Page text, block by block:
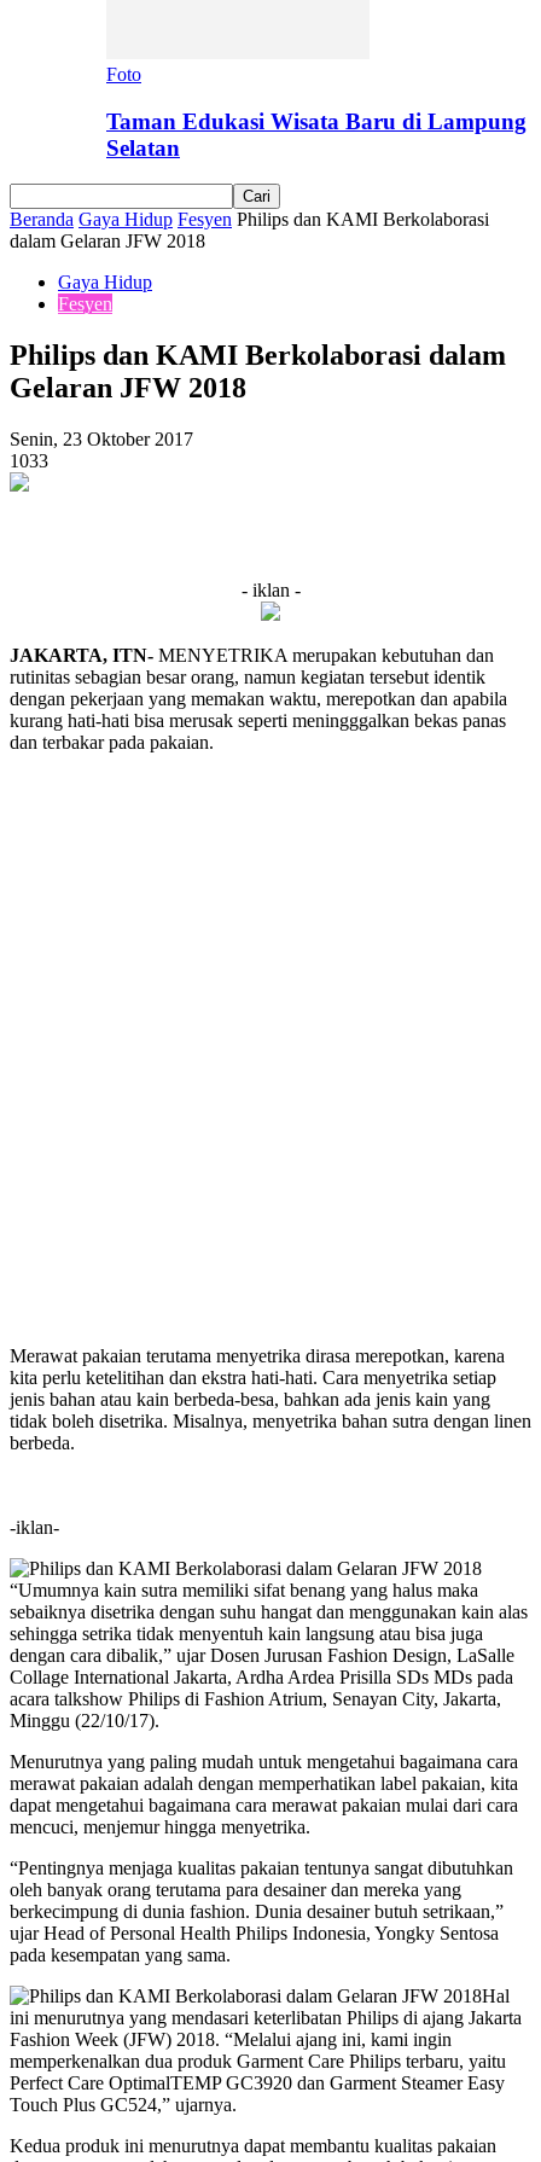
Foto
Taman Edukasi Wisata Baru di Lampung
Selatan
Beranda Gaya Hidup Fesyen Philips dan KAMI Berkolaborasi
dalam Gelaran JFW 2018
Gaya Hidup
Fesyen
Philips dan KAMI Berkolaborasi dalam
Gelaran JFW 2018
Senin, 23 Oktober 2017
1033
- iklan -
JAKARTA, ITN- MENYETRIKA merupakan kebutuhan dan
rutinitas sebagian besar orang, namun kegiatan tersebut identik
dengan pekerjaan yang memakan waktu, merepotkan dan apabila
kurang hati-hati bisa merusak seperti meningggalkan bekas panas
dan terbakar pada pakaian.
Merawat pakaian terutama menyetrika dirasa merepotkan, karena
kita perlu ketelitihan dan ekstra hati-hati. Cara menyetrika setiap
jenis bahan atau kain berbeda-besa, bahkan ada jenis kain yang
tidak boleh disetrika. Misalnya, menyetrika bahan sutra dengan linen
berbeda.
-iklan-
“Umumnya kain sutra memiliki sifat benang yang halus maka
sebaiknya disetrika dengan suhu hangat dan menggunakan kain alas
sehingga setrika tidak menyentuh kain langsung atau bisa juga
dengan cara dibalik,” ujar Dosen Jurusan Fashion Design, LaSalle
Collage International Jakarta, Ardha Ardea Prisilla SDs MDs pada
acara talkshow Philips di Fashion Atrium, Senayan City, Jakarta,
Minggu (22/10/17).
Menurutnya yang paling mudah untuk mengetahui bagaimana cara
merawat pakaian adalah dengan memperhatikan label pakaian, kita
dapat mengetahui bagaimana cara merawat pakaian mulai dari cara
mencuci, menjemur hingga menyetrika.
“Pentingnya menjaga kualitas pakaian tentunya sangat dibutuhkan
oleh banyak orang terutama para desainer dan mereka yang
berkecimpung di dunia fashion. Dunia desainer butuh setrikaan,”
ujar Head of Personal Health Philips Indonesia, Yongky Sentosa
pada kesempatan yang sama.
Hal
ini menurutnya yang mendasari keterlibatan Philips di ajang Jakarta
Fashion Week (JFW) 2018. “Melalui ajang ini, kami ingin
memperkenalkan dua produk Garment Care Philips terbaru, yaitu
Perfect Care OptimalTEMP GC3920 dan Garment Steamer Easy
Touch Plus GC524,” ujarnya.
Kedua produk ini menurutnya dapat membantu kualitas pakaian